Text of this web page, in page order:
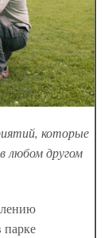
которые
любом другом